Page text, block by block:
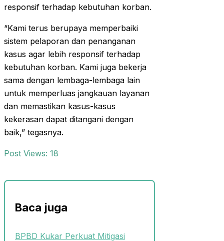
responsif terhadap kebutuhan korban.
“Kami terus berupaya memperbaiki
sistem pelaporan dan penanganan
kasus agar lebih responsif terhadap
kebutuhan korban. Kami juga bekerja
sama dengan lembaga-lembaga lain
untuk memperluas jangkauan layanan
dan memastikan kasus-kasus
kekerasan dapat ditangani dengan
baik,” tegasnya.
Post Views: 18
Baca juga
BPBD Kukar Perkuat Mitigasi